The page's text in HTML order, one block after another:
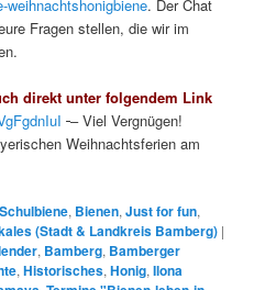
. Der Chat
Fragen stellen, die wir im
direkt unter folgendem Link
– Viel Vergnügen!
Weihnachtsferien am
, Bienen,Just for fun,
(Stadt & Landkreis Bamberg) |
, Bamberg, Bamberger
,Historisches,Honig,Ilona